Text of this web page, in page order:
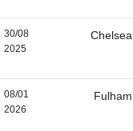
30/08
2025
Chelsea
08/01
2026
Fulham